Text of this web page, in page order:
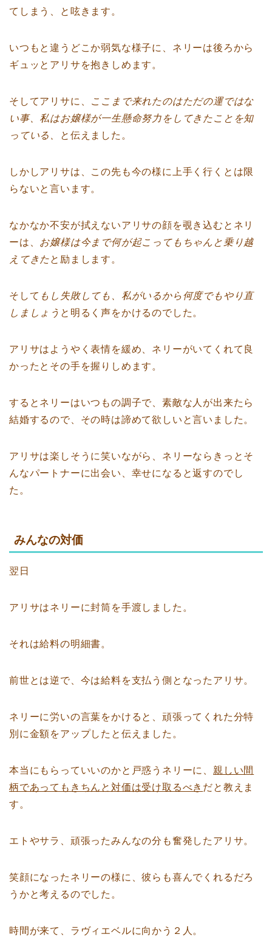
てしまう、と呟きます。
いつもと違うどこか弱気な様子に、ネリーは後ろから
ギュッとアリサを抱きしめます。
そしてアリサに、 ここまで来れたのはただの運ではな
い事、私はお嬢様が一生懸命努力をしてきたことを知
っている、
と伝えました。
しかしアリサは、この先も今の様に上手く行くとは限
らないと言います。
なかなか不安が拭えないアリサの顔を覗き込むとネリ
ーは、 お嬢様は今まで何が起こってもちゃんと乗り越
えてきたと励まします。
そして もし失敗しても、私がいるから何度でもやり直
しましょう と明るく声をかけるのでした。
アリサはようやく表情を緩め、ネリーがいてくれて良
かったとその手を握りしめます。
するとネリーはいつもの調子で、素敵な人が出来たら
結婚するので、その時は諦めて欲しいと言いました。
アリサは楽しそうに笑いながら、ネリーならきっとそ
んなパートナーに出会い、幸せになると返すのでし
た。
みんなの対価
翌日
アリサはネリーに封筒を手渡しました。
それは給料の明細書。
前世とは逆で、今は給料を支払う側となったアリサ。
ネリーに労いの言葉をかけると、頑張ってくれた分特
別に金額をアップしたと伝えました。
本当にもらっていいのかと戸惑うネリーに、 親しい間
柄であってもきちんと対価は受け取るべき だと教えま
す。
エトやサラ、頑張ったみんなの分も奮発したアリサ。
笑顔になったネリーの様に、彼らも喜んでくれるだろ
うかと考えるのでした。
時間が来て、ラヴィエベルに向かう２人。